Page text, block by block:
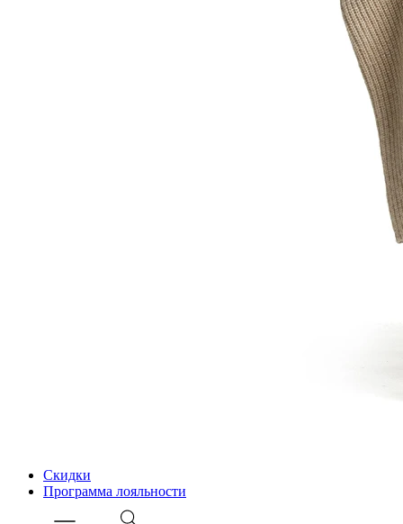
Скидки
Программа лояльности